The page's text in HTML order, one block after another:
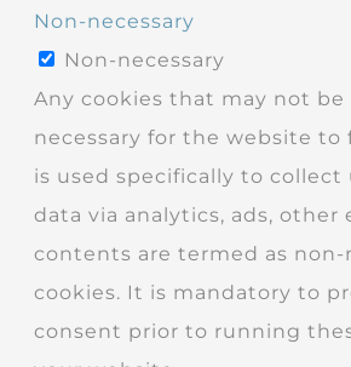
Non-necessary
Non-necessary
Any cookies that may not
necessary for the website to
is used specifically to collect
data via analytics, ads, other
contents are termed as non-
cookies. It is mandatory to
consent prior to running